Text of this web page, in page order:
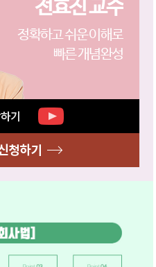
전효진 교수
정확하고 쉬운 이해로
빠른 개념완성